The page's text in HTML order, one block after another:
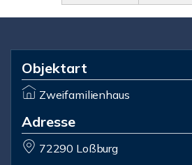
Objektart
Zweifamilienhaus
Adresse
72290 Loßburg